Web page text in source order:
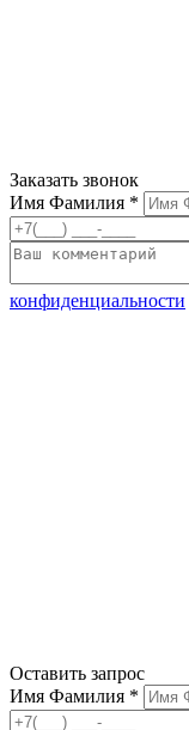
Заказать звонок
Имя Фамилия *
конфиденциальности
Оставить запрос
Имя Фамилия *